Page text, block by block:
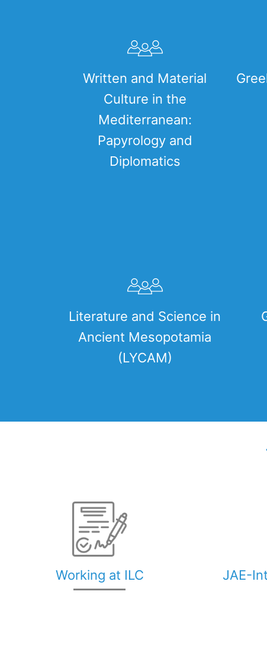
Written and Material
Culture in the
Mediterranean:
Papyrology and
Diplomatics
Literature and Science in
Ancient Mesopotamia
(LYCAM)
Working at ILC JAE-